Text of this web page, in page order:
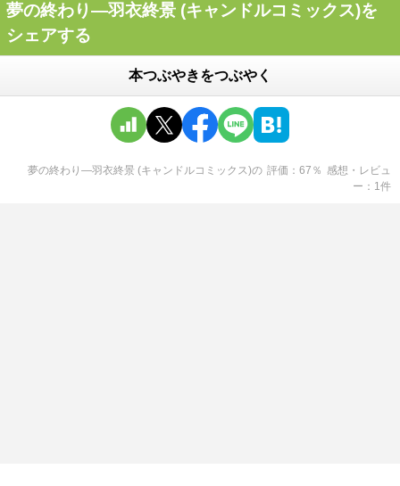
夢の終わり―羽衣終景 (キャンドルコミックス)を
シェアする
本つぶやきをつぶやく
夢の終わり―羽衣終景 (キャンドルコミックス)の 評価 67 ％ 感想・レビュ
ー
1件